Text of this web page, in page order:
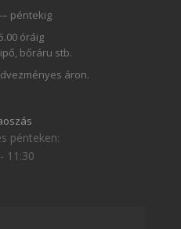
péntekig
óráig
bőráru stb.
áron.
pénteken:
11:30